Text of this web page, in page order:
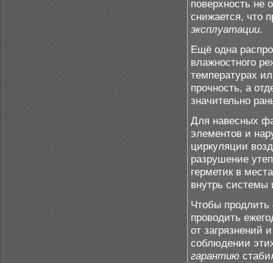
поверхность не
снижается, что
эксплуатации.
Ещё одна
влажностного
температурах
прочность, а
значительно
Для навесных
элементов и
циркуляции
разрушение
герметик в
внутрь системы
Чтобы продлить
проводить
от загрязнений
соблюдении
гарантию